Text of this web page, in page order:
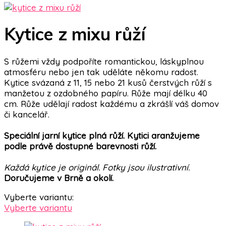
Kytice z mixu růží
S růžemi vždy podpoříte romantickou, láskyplnou
atmosféru nebo jen tak uděláte někomu radost.
Kytice svázaná z 11, 15 nebo 21 kusů čerstvých růží s
manžetou z ozdobného papíru. Růže mají délku 40
cm. Růže udělají radost každému a zkrášlí váš domov
či kancelář.
Speciální jarní kytice plná růží. Kytici aranžujeme
podle právě dostupné barevnosti růží.
Každá kytice je originál. Fotky jsou ilustrativní.
Doručujeme v Brně a okolí.
Vyberte variantu:
Vyberte variantu